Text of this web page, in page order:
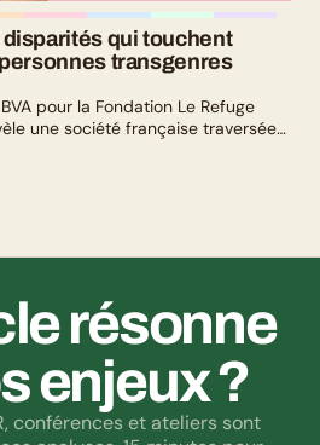
qui touchent
transgenres
pour la Fondation Le Refuge
une société française traversée
résonne
enjeux ?
conférences et ateliers sont